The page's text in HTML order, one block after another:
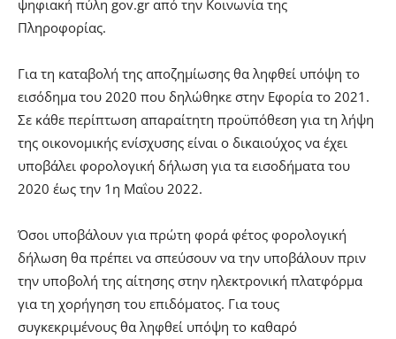
ψηφιακή πύλη gov.gr από την Κοινωνία της
Πληροφορίας.
Για τη καταβολή της αποζημίωσης θα ληφθεί υπόψη το
εισόδημα του 2020 που δηλώθηκε στην Εφορία το 2021.
Σε κάθε περίπτωση απαραίτητη προϋπόθεση για τη λήψη
της οικονομικής ενίσχυσης είναι ο δικαιούχος να έχει
υποβάλει φορολογική δήλωση για τα εισοδήματα του
2020 έως την 1η Μαΐου 2022.
Όσοι υποβάλουν για πρώτη φορά φέτος φορολογική
δήλωση θα πρέπει να σπεύσουν να την υποβάλουν πριν
την υποβολή της αίτησης στην ηλεκτρονική πλατφόρμα
για τη χορήγηση του επιδόματος. Για τους
συγκεκριμένους θα ληφθεί υπόψη το καθαρό